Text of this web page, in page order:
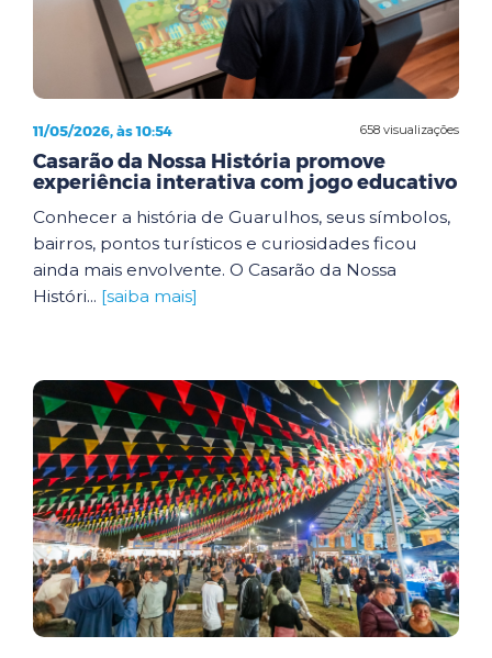
658 visualizações
11/05/2026, às 10:54
Casarão da Nossa História promove
experiência interativa com jogo educativo
Conhecer a história de Guarulhos, seus símbolos,
bairros, pontos turísticos e curiosidades ficou
ainda mais envolvente. O Casarão da Nossa
Históri... [saiba mais]